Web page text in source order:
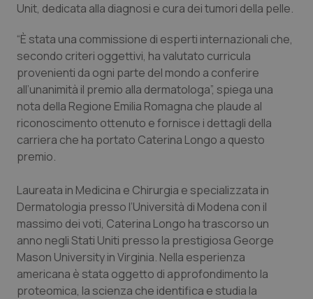
Emilia-Romagna
Friuli Venezia Giulia
Lazio
Lombardia
Marche
Molise
Colesterolo & coronaropatie
Dermatite Atopica
Diabete & glucometri
Dolore
Donna & Salute
Epatiti
Unit, dedicata alla diagnosi e cura dei tumori della pelle.
“È stata una commissione di esperti internazionali che,
secondo criteri oggettivi, ha valutato curricula
provenienti da ogni parte del mondo a conferire
all’unanimità il premio alla dermatologa”, spiega una
nota della Regione Emilia Romagna che plaude al
riconoscimento ottenuto e fornisce i dettagli della
carriera che ha portato Caterina Longo a questo
premio.
Laureata in Medicina e Chirurgia e specializzata in
Dermatologia presso l’Università di Modena con il
massimo dei voti, Caterina Longo ha trascorso un
anno negli Stati Uniti presso la prestigiosa George
Mason University in Virginia. Nella esperienza
americana è stata oggetto di approfondimento la
proteomica, la scienza che identifica e studia la